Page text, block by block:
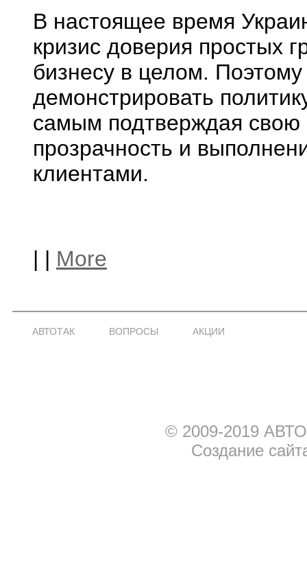
В настоящее время
кризис доверия простых
бизнесу в целом.
демонстрировать
самым подтверждая свою
прозрачность и
клиентами.
| | More
АВТОТАК ВОПРОСЫ АКЦИИ
© 2009-2019
Создание